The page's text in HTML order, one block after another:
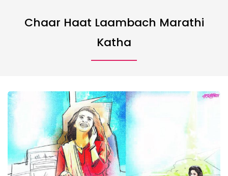
Chaar Haat Laambach Marathi
Katha